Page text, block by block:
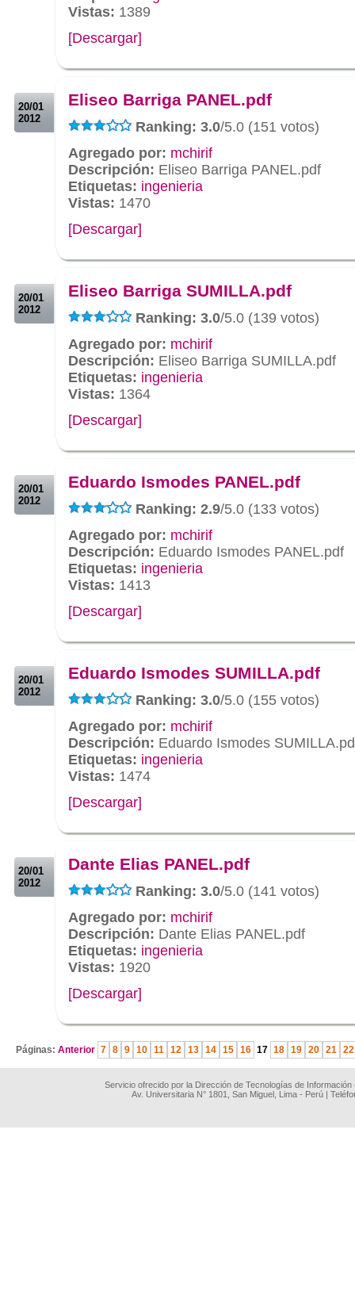
Vistas: 1389
[Descargar]
20/01
2012
Eliseo Barriga PANEL.pdf
Ranking: 3.0/5.0 (151 votos)
Agregado por: mchirif
Descripción: Eliseo Barriga PANEL.pdf
Etiquetas: ingenieria
Vistas: 1470
[Descargar]
20/01
2012
Eliseo Barriga SUMILLA.pdf
Ranking: 3.0/5.0 (139 votos)
Agregado por: mchirif
Descripción: Eliseo Barriga SUMILLA.pdf
Etiquetas: ingenieria
Vistas: 1364
[Descargar]
20/01
2012
Eduardo Ismodes PANEL.pdf
Ranking: 2.9/5.0 (133 votos)
Agregado por: mchirif
Descripción: Eduardo Ismodes PANEL.pdf
Etiquetas: ingenieria
Vistas: 1413
[Descargar]
20/01
2012
Eduardo Ismodes SUMILLA.pdf
Ranking: 3.0/5.0 (155 votos)
Agregado por: mchirif
Descripción: Eduardo Ismodes
Etiquetas: ingenieria
Vistas: 1474
[Descargar]
20/01
2012
Dante Elias PANEL.pdf
Ranking: 3.0/5.0 (141 votos)
Agregado por: mchirif
Descripción: Dante Elias PANEL.pdf
Etiquetas: ingenieria
Vistas: 1920
[Descargar]
Páginas: Anterior 7 8 9 10 11 12 13 14 15 16 17 18 19 20 21 22
Servicio ofrecido por la Dirección de Tecnologías de
Av. Universitaria N° 1801, San Miguel, Lima - Perú |